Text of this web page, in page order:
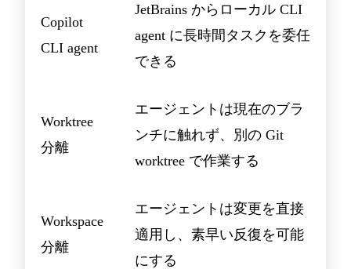
Copilot
CLI agent
JetBrains からローカル CLI
agent に長時間タスクを委任
できる
Worktree
分離
エージェントは現在のブラ
ンチに触れず、別の Git
worktree で作業する
Workspace
分離
エージェントは変更を直接
適用し、素早い反復を可能
にする